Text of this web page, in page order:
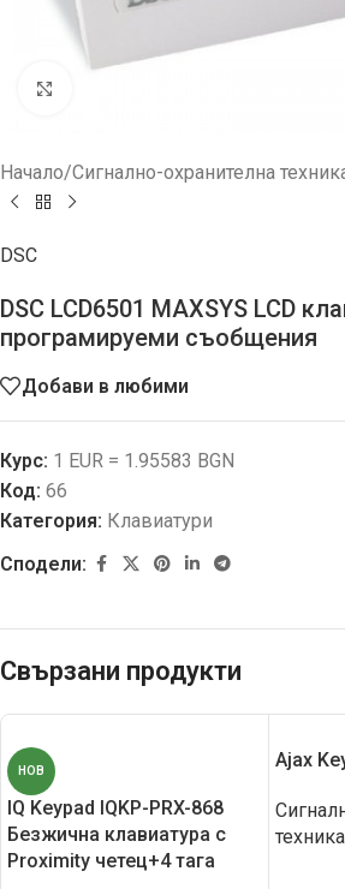
Начало/Сигнално-охранителна
DSC
DSC LCD6501 MAXSYS LCD
програмируеми съобщения
Добави в любими
Курс: 1 EUR = 1.95583 BGN
Код: 66
Категория: Клавиатури
Сподели:
Свързани продукти
НОВ
IQ Keypad IQKP-PRX-868
Безжична клавиатура с
Proximity четец+4 тага
Ajax
техника